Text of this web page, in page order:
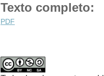
Texto completo:
PDF